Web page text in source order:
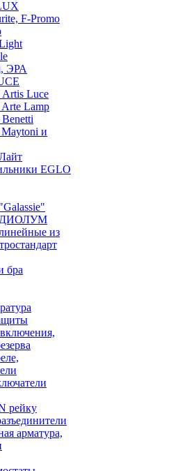
F-Promo
ЭРА
Luce
Lamp
и
EGLO
ДИОЛУМ
из
бра
рейку
арматура,